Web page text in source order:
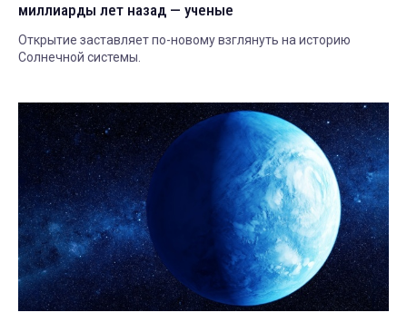
миллиарды лет назад — ученые
Открытие заставляет по-новому взглянуть на историю
Солнечной системы.